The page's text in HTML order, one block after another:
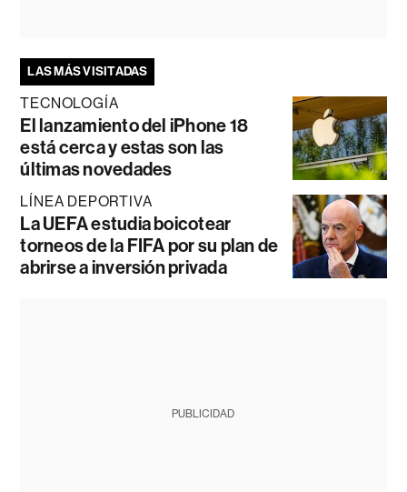
LAS MÁS VISITADAS
TECNOLOGÍA
El lanzamiento del iPhone 18
está cerca y estas son las
últimas novedades
LÍNEA DEPORTIVA
La UEFA estudia boicotear
torneos de la FIFA por su plan de
abrirse a inversión privada
PUBLICIDAD